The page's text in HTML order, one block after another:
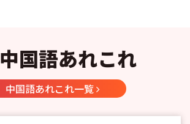
中国語あれこれ
中国語あれこれ一覧